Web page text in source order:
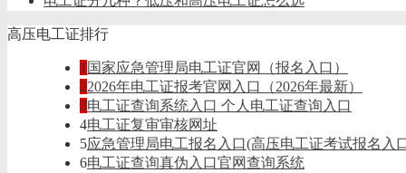
高压电工证排行
1 国家应急管理局电工证官网（报名入口）
22026年电工证报考官网入口（2026年最新）
3电工证查询系统入口 个人电工证查询入口
4电工证复审审核网址
5应急管理局电工报名入口(高压电工证考试报名入
6电工证查询真伪入口官网查询系统